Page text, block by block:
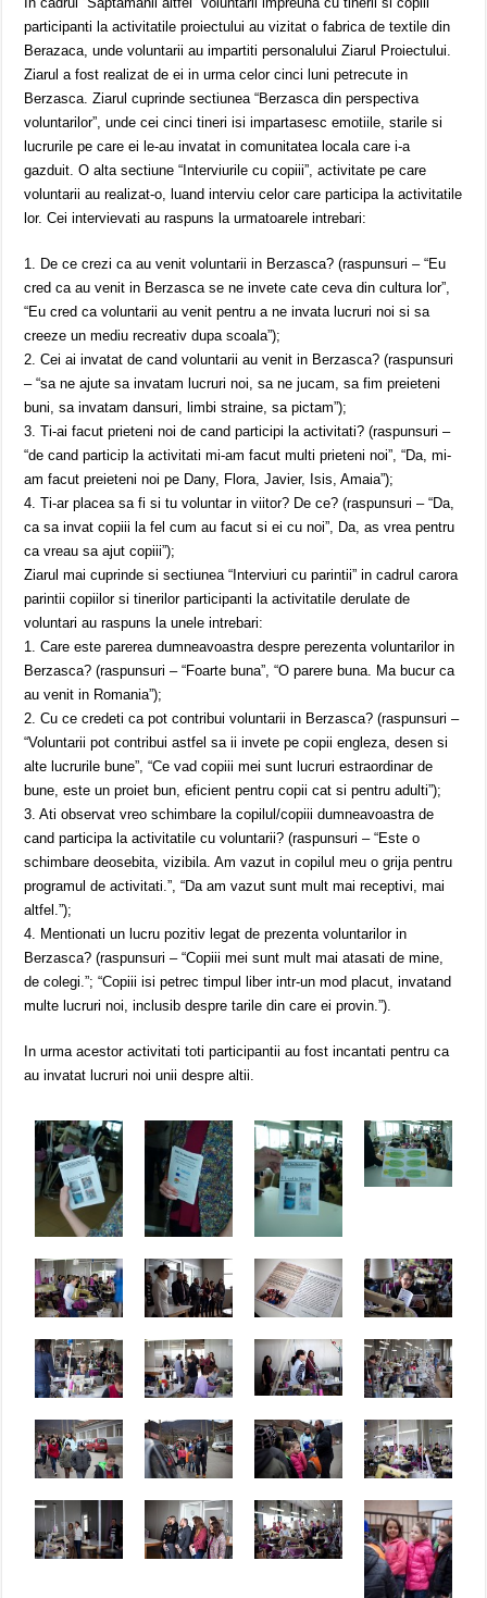
participanti la activitatile proiectului au vizitat o fabrica de textile din
Berazaca, unde voluntarii au impartiti personalului Ziarul Proiectului.
Ziarul a fost realizat de ei in urma celor cinci luni petrecute in
Berzasca. Ziarul cuprinde sectiunea “Berzasca din perspectiva
voluntarilor”, unde cei cinci tineri isi impartasesc emotiile, starile si
lucrurile pe care ei le-au invatat in comunitatea locala care i-a
gazduit. O alta sectiune “Interviurile cu copiii”, activitate pe care
voluntarii au realizat-o, luand interviu celor care participa la activitatile
lor. Cei intervievati au raspuns la urmatoarele intrebari:
1. De ce crezi ca au venit voluntarii in Berzasca? (raspunsuri – “Eu
cred ca au venit in Berzasca se ne invete cate ceva din cultura lor”,
“Eu cred ca voluntarii au venit pentru a ne invata lucruri noi si sa
creeze un mediu recreativ dupa scoala”);
2. Cei ai invatat de cand voluntarii au venit in Berzasca? (raspunsuri
– “sa ne ajute sa invatam lucruri noi, sa ne jucam, sa fim preieteni
buni, sa invatam dansuri, limbi straine, sa pictam”);
3. Ti-ai facut prieteni noi de cand participi la activitati? (raspunsuri –
“de cand particip la activitati mi-am facut multi prieteni noi”, “Da, mi-
am facut preieteni noi pe Dany, Flora, Javier, Isis, Amaia”);
4. Ti-ar placea sa fi si tu voluntar in viitor? De ce? (raspunsuri – “Da,
ca sa invat copiii la fel cum au facut si ei cu noi”, Da, as vrea pentru
ca vreau sa ajut copiii”);
Ziarul mai cuprinde si sectiunea “Interviuri cu parintii” in cadrul carora
parintii copiilor si tinerilor participanti la activitatile derulate de
voluntari au raspuns la unele intrebari:
1. Care este parerea dumneavoastra despre perezenta voluntarilor in
Berzasca? (raspunsuri – “Foarte buna”, “O parere buna. Ma bucur ca
au venit in Romania”);
2. Cu ce credeti ca pot contribui voluntarii in Berzasca? (raspunsuri –
“Voluntarii pot contribui astfel sa ii invete pe copii engleza, desen si
alte lucrurile bune”, “Ce vad copiii mei sunt lucruri estraordinar de
bune, este un proiet bun, eficient pentru copii cat si pentru adulti”);
3. Ati observat vreo schimbare la copilul/copiii dumneavoastra de
cand participa la activitatile cu voluntarii? (raspunsuri – “Este o
schimbare deosebita, vizibila. Am vazut in copilul meu o grija pentru
programul de activitati.”, “Da am vazut sunt mult mai receptivi, mai
altfel.”);
4. Mentionati un lucru pozitiv legat de prezenta voluntarilor in
Berzasca? (raspunsuri – “Copiii mei sunt mult mai atasati de mine,
de colegi.”; “Copiii isi petrec timpul liber intr-un mod placut, invatand
multe lucruri noi, inclusib despre tarile din care ei provin.”).
In urma acestor activitati toti participantii au fost incantati pentru ca
au invatat lucruri noi unii despre altii.